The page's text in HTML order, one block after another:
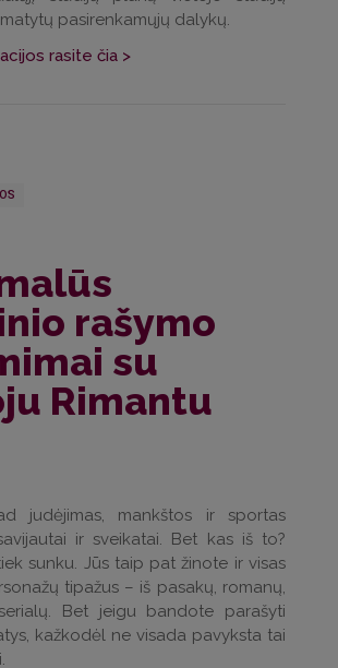
pasirenkamųjų dalykų.
rasite čia >
rašymo
su
Rimantu
judėjimas, mankštos ir sportas
ir sveikatai. Bet kas iš to?
sunku. Jūs taip pat žinote ir visas
tipažus – iš pasakų, romanų,
Bet jeigu bandote parašyti
kažkodėl ne visada pavyksta tai